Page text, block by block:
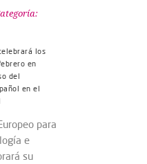
los
en
del
en el
para
e
su